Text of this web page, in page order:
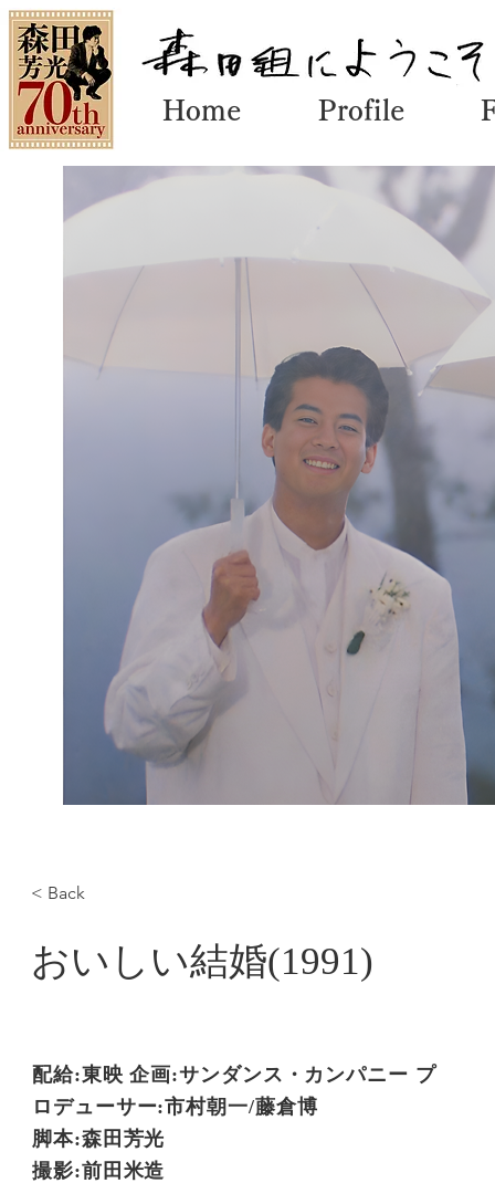
Home Profile
< Back
おいしい結婚(1991)
配給:東映 企画:サンダンス・カンパニー プ
ロデューサー:市村朝一/藤倉博
脚本:森田芳光
撮影:前田米造